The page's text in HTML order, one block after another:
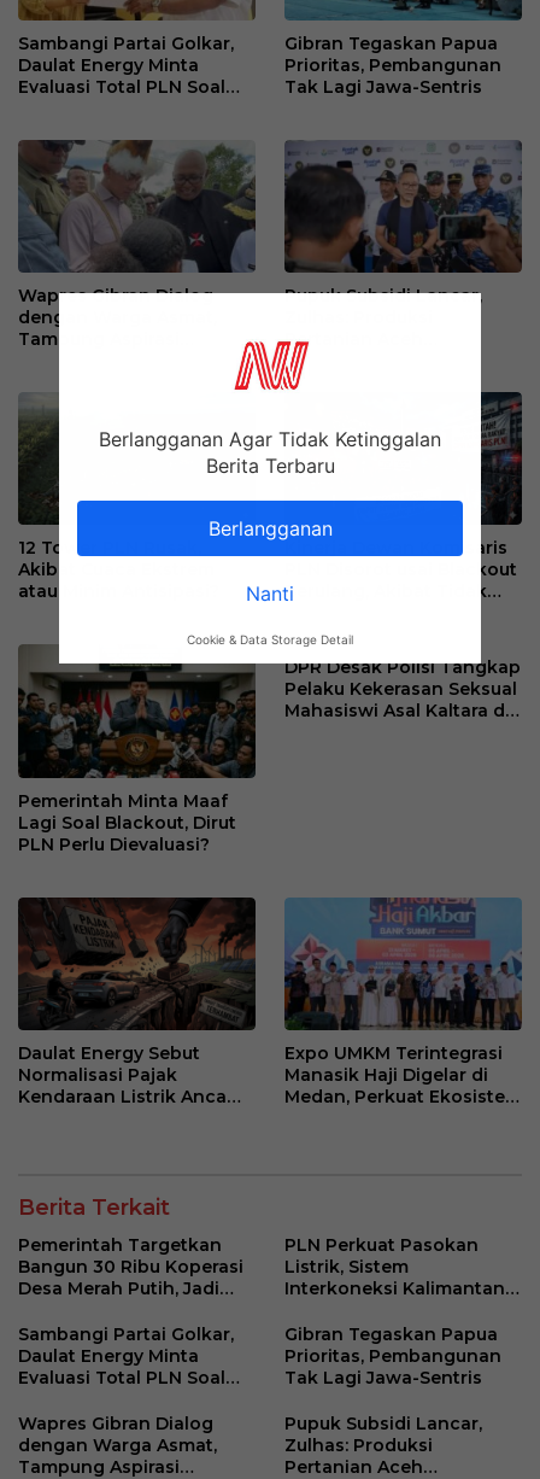
Sambangi Partai Golkar,
Daulat Energy Minta
Evaluasi Total PLN Soal
Gibran Tegaskan Papua
Prioritas, Pembangunan
Tak Lagi Jawa-Sentris
Wapres Gibran Dialog
dengan Warga Asmat,
Tampung Aspirasi
Pupuk Subsidi Lancar,
Pertanian Aceh
Meningkat
12 Tower PLN Rusak,
Akibat Cuaca Ekstrem
atau Minim Antisipasi?
Kinerja Dewan Komisaris
PLN Disorot usai Blackout
Berulang, Akibat Tidak
Pemerintah Minta Maaf
Lagi Soal Blackout, Dirut
PLN Perlu Dievaluasi?
DPR Desak Polisi Tangkap
Pelaku Kekerasan Seksual
Mahasiswi Asal Kaltara di
Daulat Energy Sebut
Normalisasi Pajak
Kendaraan Listrik Ancam
Expo UMKM Terintegrasi
Manasik Haji Digelar di
Medan, Perkuat Ekosistem
Berita Terkait
Pemerintah Targetkan
Bangun 30 Ribu Koperasi
Desa Merah Putih, Jadi
dan Penggerak Ekonomi
Desa
PLN Perkuat Pasokan
Listrik, Sistem
Interkoneksi Kalimantan
Sambangi Partai Golkar,
Daulat Energy Minta
Evaluasi Total PLN Soal
Gibran Tegaskan Papua
Prioritas, Pembangunan
Tak Lagi Jawa-Sentris
Wapres Gibran Dialog
dengan Warga Asmat,
Tampung Aspirasi
Pupuk Subsidi Lancar,
Zulhas: Produksi
Pertanian Aceh
Berlangganan Agar Tidak Ketinggalan
Berita Terbaru
Berlangganan
Nanti
Cookie & Data Storage Detail